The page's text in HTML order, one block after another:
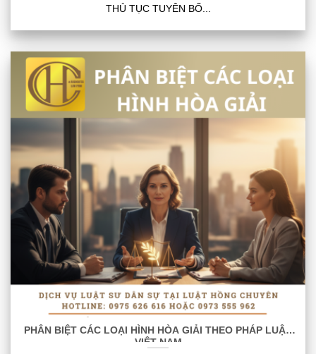
THỦ TỤC TUYÊN BỐ...
PHÂN BIỆT CÁC LOẠI HÌNH HÒA GIẢI THEO PHÁP LUẬT
VIỆT NAM